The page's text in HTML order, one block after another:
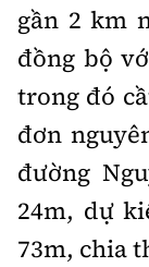
gần 2 km
đồng bộ
trong đó
đơn
đường
24m, dự
73m, chia